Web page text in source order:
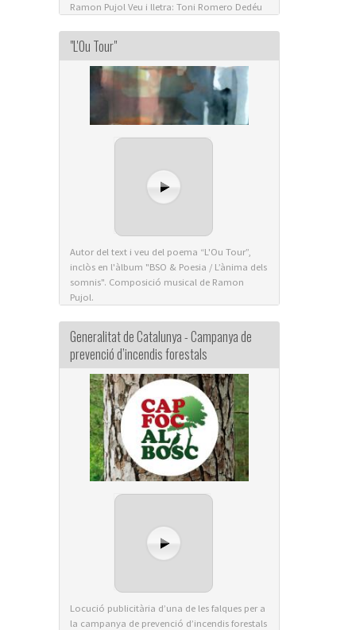
Ramon Pujol Veu i lletra: Toni Romero Dedéu
"L'Ou Tour"
Autor del text i veu del poema “L'Ou Tour”,
inclòs en l'àlbum "BSO & Poesia / L’ànima dels
somnis". Composició musical de Ramon
Pujol.
Generalitat de Catalunya - Campanya de
prevenció d’incendis forestals
Locució publicitària d’una de les falques per a
la campanya de prevenció d’incendis forestals